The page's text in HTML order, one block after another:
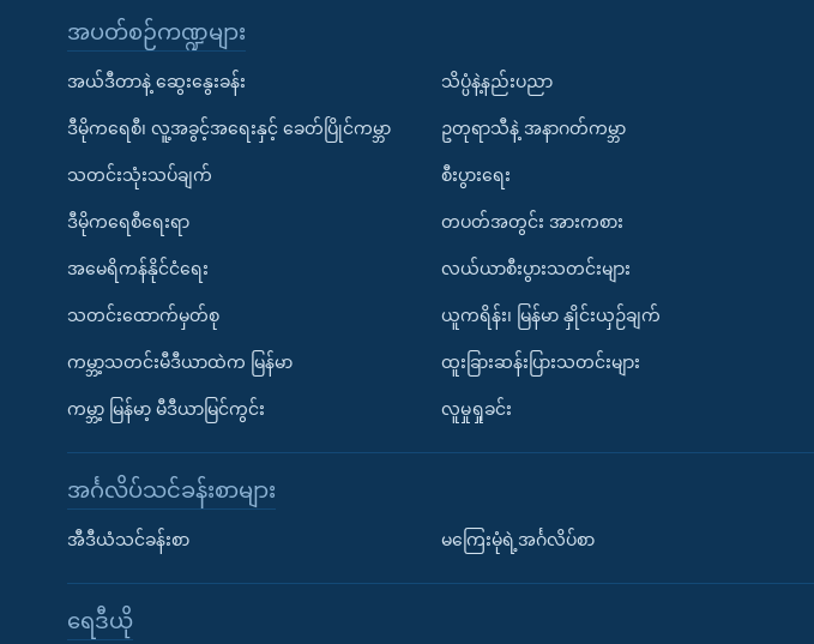
အပတ်စဉ်ကဏ္ဍများ
အယ်ဒီတာနဲ့ ဆွေးနွေးခန်း
ဒီမိုကရေစီ၊ လူ့အခွင့်အရေးနှင့် ခေတ်ပြိုင်ကမ္ဘာ
သတင်းသုံးသပ်ချက်
ဒီမိုကရေစီရေးရာ
အမေရိကန်နိုင်ငံရေး
သတင်းထောက်မှတ်စု
ကမ္ဘာ့သတင်းမီဒီယာထဲက မြန်မာ
ကမ္ဘာ့ မြန်မာ့ မီဒီယာမြင်ကွင်း
သိပ္ပံနဲ့နည်းပညာ
ဥတုရာသီနဲ့ အနာဂတ်ကမ္ဘာ
စီးပွားရေး
တပတ်အတွင်း အားကစား
လယ်ယာစီးပွားသတင်းများ
ယူကရိန်း၊ မြန်မာ နှိုင်းယှဉ်ချက်
ထူးခြားဆန်းပြားသတင်းများ
လူမှုရှုခင်း
အင်္ဂလိပ်သင်ခန်းစာများ
အီဒီယံသင်ခန်းစာ မကြေးမုံရဲ့အင်္ဂလိပ်စာ
ရေဒီယို